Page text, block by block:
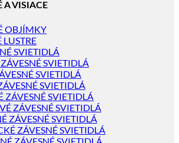
A VISIACE
OBJÍMKY
LUSTRE
SVIETIDLÁ
SVIETIDLÁ
SVIETIDLÁ
SVIETIDLÁ
ZÁVESNÉ SVIETIDLÁ
ZÁVESNÉ SVIETIDLÁ
ZÁVESNÉ SVIETIDLÁ
ZÁVESNÉ SVIETIDLÁ